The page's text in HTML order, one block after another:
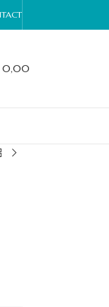
0,00